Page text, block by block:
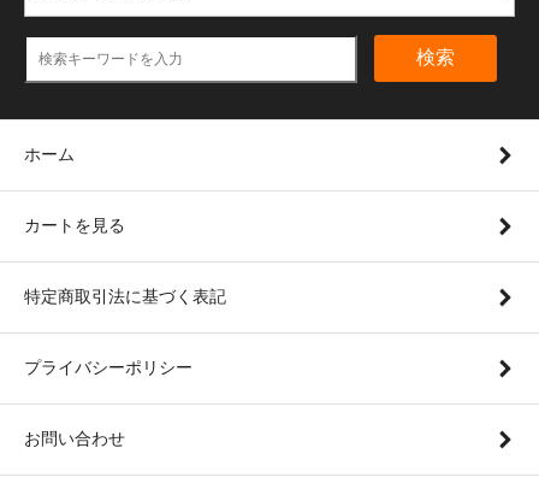
検索
ホーム
カートを見る
特定商取引法に基づく表記
プライバシーポリシー
お問い合わせ